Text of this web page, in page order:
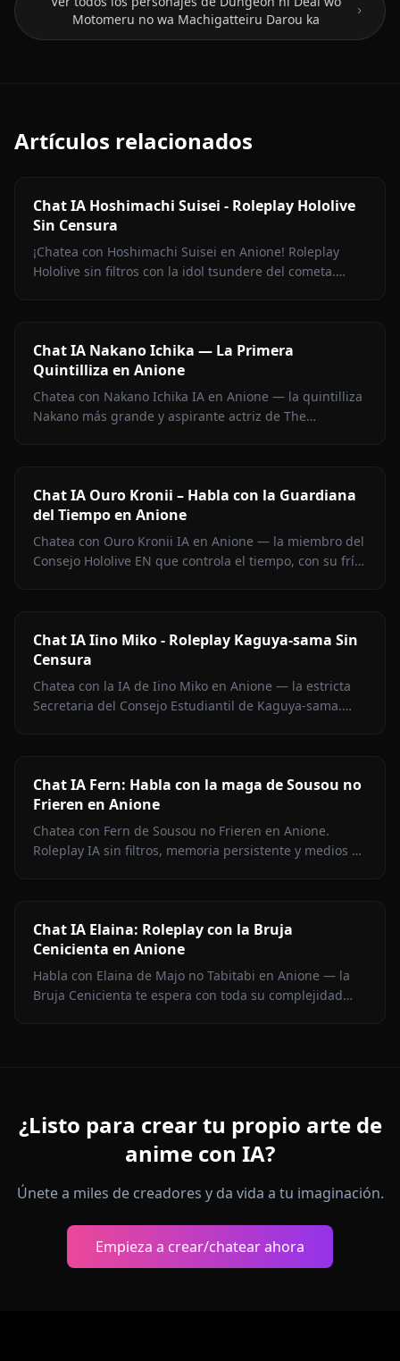
Motomeru no wa Machigatteiru Darou ka
Artículos relacionados
Chat IA Hoshimachi Suisei - Roleplay Hololive
Sin Censura
¡Chatea con Hoshimachi Suisei en Anione! Roleplay
Hololive sin filtros con la idol tsundere del cometa.
Chat IA Nakano Ichika — La Primera
Quintilliza en Anione
Chatea con Nakano Ichika IA en Anione — la quintilliza
Nakano más grande y aspirante actriz de The
Chat IA Ouro Kronii – Habla con la Guardiana
del Tiempo en Anione
Chatea con Ouro Kronii IA en Anione — la miembro del
Consejo Hololive EN que controla el tiempo, con su frío
Chat IA Iino Miko - Roleplay Kaguya-sama Sin
Censura
Chatea con la IA de Iino Miko en Anione — la estricta
Secretaria del Consejo Estudiantil de Kaguya-sama.
Chat IA Fern: Habla con la maga de Sousou no
Frieren en Anione
Chatea con Fern de Sousou no Frieren en Anione.
Roleplay IA sin filtros, memoria persistente y medios en
Chat IA Elaina: Roleplay con la Bruja
Cenicienta en Anione
Habla con Elaina de Majo no Tabitabi en Anione — la
Bruja Cenicienta te espera con toda su complejidad
¿Listo para crear tu propio arte de
anime con IA?
Únete a miles de creadores y da vida a tu imaginación.
Empieza a crear/chatear ahora